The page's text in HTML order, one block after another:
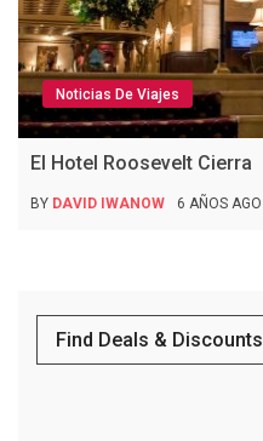
Noticias De Viajes
El Hotel Roosevelt Cierra
BY DAVID IWANOW 6 AÑOS AGO
Find Deals & Discounts